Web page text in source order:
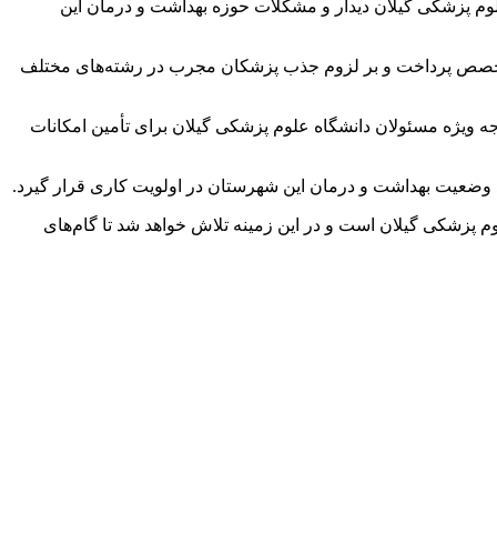
پزشکی گیلان دیدار و مشکلات حوزه بهداشت و درمان این
متخصص پرداخت و بر لزوم جذب پزشکان مجرب در رشته‌های مختلف
ویژه مسئولان دانشگاه علوم پزشکی گیلان برای تأمین امکانات
وضعیت بهداشت و درمان این شهرستان در اولویت کاری قرار گیرد.
پزشکی گیلان است و در این زمینه تلاش خواهد شد تا گام‌های